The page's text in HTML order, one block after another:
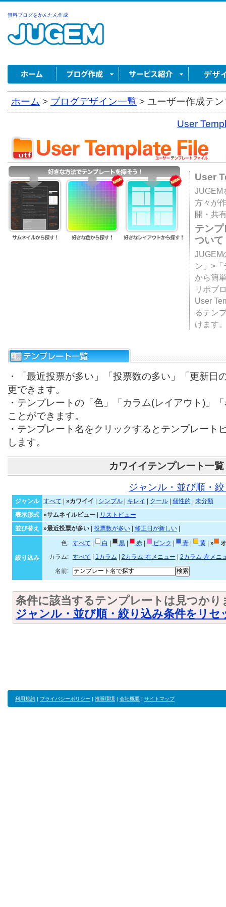
無料ブログをかんたん作成
ホーム > ブログデザイン一覧 > ユーザー作成テ
User
User
JUGEM
方々が
開・共
テン
ついて
JUGEM
ン」>
から簡
リポブ
User
るテン
けます
・「最近投票が多い」「投票数の多い」「更新日
更できます。
・テンプレートの「色」「カラム(レイアウト)」
ことができます。
・テンプレート名をクリックするとテンプレート
します。
カワイイテンプレート一覧
ジャンル・並び順・
ジャンル すべて »カワイイ シンプル| キレイ クール| 個性的
未分類
表示形式
»サムネイルビュー|
リストビュー
並び替え
»最近投票が多い| 投票数が多い| 修正日が新しい|
絞り込み
色: すべて 白 黒| 赤| ピンク 青| 黄| »
カラム:
すべて 1カラム 2カラム-右メニュー
2カラム-左メニ
名前:
条件に該当するテンプレートは見つかり
ジャンル・並び順・絞り込み条件をリセ
利用規約 | プライバシーポリシー | 推奨環境 | 会社概要 | サイトマップ